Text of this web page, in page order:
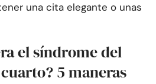
una cita elegante o unas
el síndrome del
5 maneras